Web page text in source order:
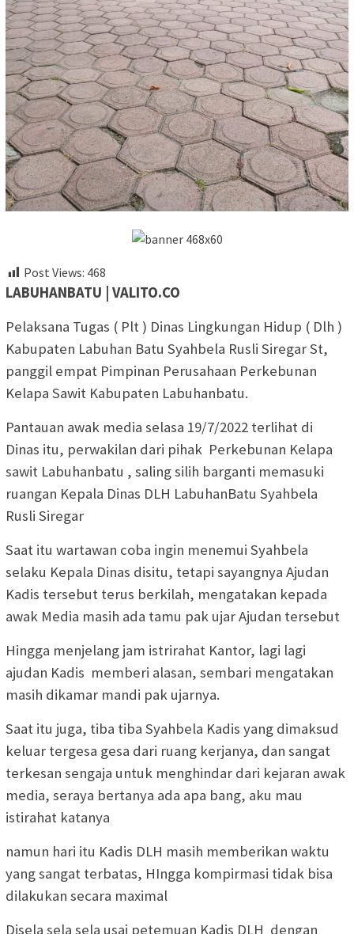
Post Views: 468
LABUHANBATU | VALITO.CO
Pelaksana Tugas ( Plt ) Dinas Lingkungan Hidup ( Dlh )
Kabupaten Labuhan Batu Syahbela Rusli Siregar St,
panggil empat Pimpinan Perusahaan Perkebunan
Kelapa Sawit Kabupaten Labuhanbatu.
Pantauan awak media selasa 19/7/2022 terlihat di
Dinas itu, perwakilan dari pihak Perkebunan Kelapa
sawit Labuhanbatu , saling silih barganti memasuki
ruangan Kepala Dinas DLH LabuhanBatu Syahbela
Rusli Siregar
Saat itu wartawan coba ingin menemui Syahbela
selaku Kepala Dinas disitu, tetapi sayangnya Ajudan
Kadis tersebut terus berkilah, mengatakan kepada
awak Media masih ada tamu pak ujar Ajudan tersebut
Hingga menjelang jam istrirahat Kantor, lagi lagi
ajudan Kadis memberi alasan, sembari mengatakan
masih dikamar mandi pak ujarnya.
Saat itu juga, tiba tiba Syahbela Kadis yang dimaksud
keluar tergesa gesa dari ruang kerjanya, dan sangat
terkesan sengaja untuk menghindar dari kejaran awak
media, seraya bertanya ada apa bang, aku mau
istirahat katanya
namun hari itu Kadis DLH masih memberikan waktu
yang sangat terbatas, HIngga kompirmasi tidak bisa
dilakukan secara maximal
Disela sela sela usai petemuan Kadis DLH dengan